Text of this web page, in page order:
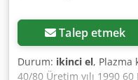
Talep etmek
Durum: ikinci el, Plazma
40/80 Üretim yılı 1990